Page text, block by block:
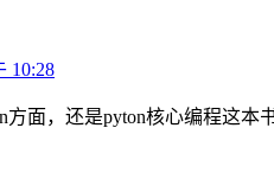
10:28
方面，还是pyton核心编程这本